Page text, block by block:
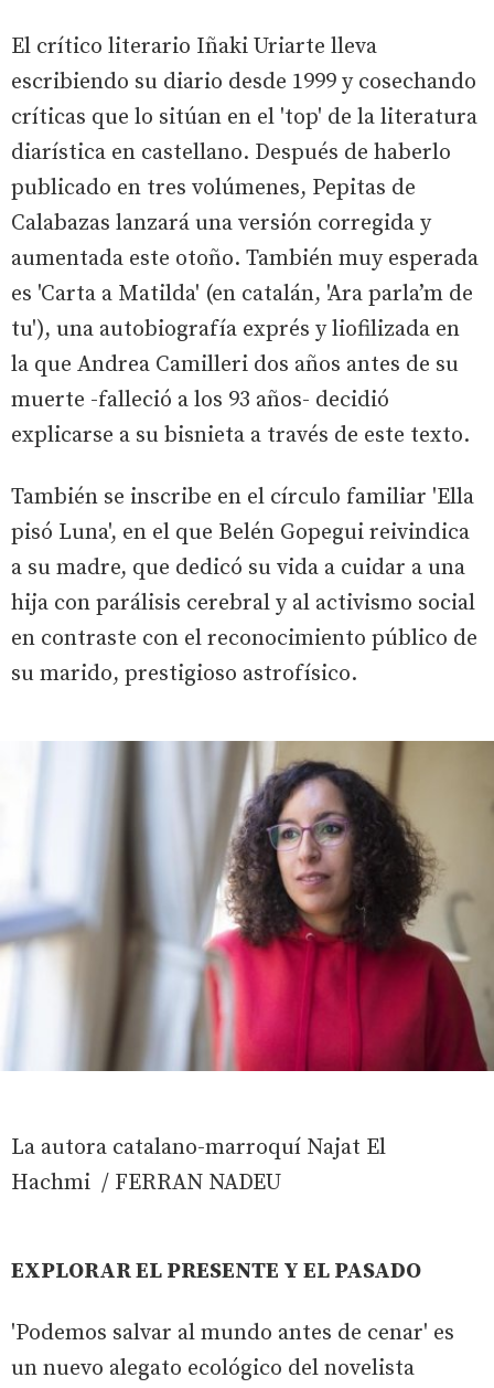
El crítico literario Iñaki Uriarte lleva
escribiendo su diario desde 1999 y cosechando
críticas que lo sitúan en el 'top' de la literatura
diarística en castellano. Después de haberlo
publicado en tres volúmenes, Pepitas de
Calabazas lanzará una versión corregida y
aumentada este otoño. También muy esperada
es 'Carta a Matilda' (en catalán, 'Ara parla’m de
tu'), una autobiografía exprés y liofilizada en
la que Andrea Camilleri dos años antes de su
muerte -falleció a los 93 años- decidió
explicarse a su bisnieta a través de este texto.
También se inscribe en el círculo familiar 'Ella
pisó Luna', en el que Belén Gopegui reivindica
a su madre, que dedicó su vida a cuidar a una
hija con parálisis cerebral y al activismo social
en contraste con el reconocimiento público de
su marido, prestigioso astrofísico.
La autora catalano-marroquí Najat El
Hachmi / FERRAN NADEU
EXPLORAR EL PRESENTE Y EL PASADO
'Podemos salvar al mundo antes de cenar' es
un nuevo alegato ecológico del novelista